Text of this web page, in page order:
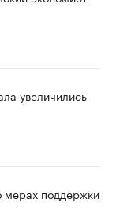
увеличились
мерах поддержки